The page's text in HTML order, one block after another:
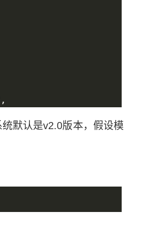
,
默认是v2.0版本，假设模